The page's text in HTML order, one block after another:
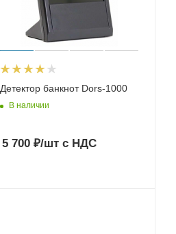
Детектор банкнот Dors-1000
В наличии
5 700₽/штс НДС